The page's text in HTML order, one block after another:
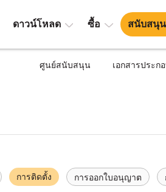
ดาวน์โหลด ซื้อ สนับสนุน
ศูนย์สนับสนุน เอกสารประก
การติดตั้ง การออกใบอนุญาต